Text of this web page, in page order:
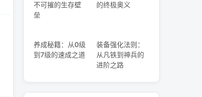
不可摧的生存壁
垒
的终极奥义
养成秘籍：从0级
到7级的速成之道
装备强化法则：
从凡铁到神兵的
进阶之路